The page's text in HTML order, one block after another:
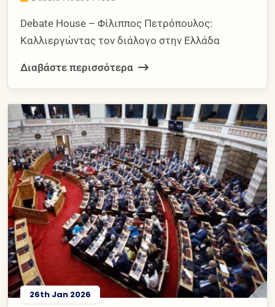
Debate House – Φίλιππος Πετρόπουλος:
Καλλιεργώντας τον διάλογο στην Ελλάδα
Διαβάστε περισσότερα
26th Jan 2026